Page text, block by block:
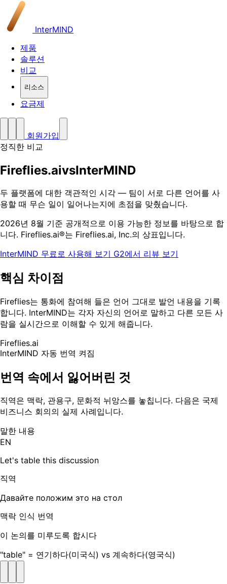
InterMIND
제품
솔루션
비교
리소스
요금제
회원가입
정직한 비교
Fireflies.aivsInterMIND
두 플랫폼에 대한 객관적인 시각 — 팀이 서로 다른 언어를 사
용할 때 무슨 일이 일어나는지에 초점을 맞췄습니다.
2026년 8월 기준 공개적으로 이용 가능한 정보를 바탕으로 합
니다. Fireflies.ai®는 Fireflies.ai, Inc.의 상표입니다.
InterMIND 무료로 사용해 보기 G2에서 리뷰 보기
핵심 차이점
Fireflies는 통화에 참여해 들은 언어 그대로 발언 내용을 기록
합니다. InterMIND는 각자 자신의 언어로 말하고 다른 모든 사
람을 실시간으로 이해할 수 있게 해줍니다.
Fireflies.ai
InterMIND 자동 번역 켜짐
번역 속에서 잃어버린 것
직역은 맥락, 관용구, 문화적 뉘앙스를 놓칩니다. 다음은 국제
비즈니스 회의의 실제 사례입니다.
말한 내용
EN
Let's table this discussion
직역
Давайте положим это на стол
맥락 인식 번역
이 논의를 미루도록 합시다
"table" = 연기하다(미국식) vs 계속하다(영국식)